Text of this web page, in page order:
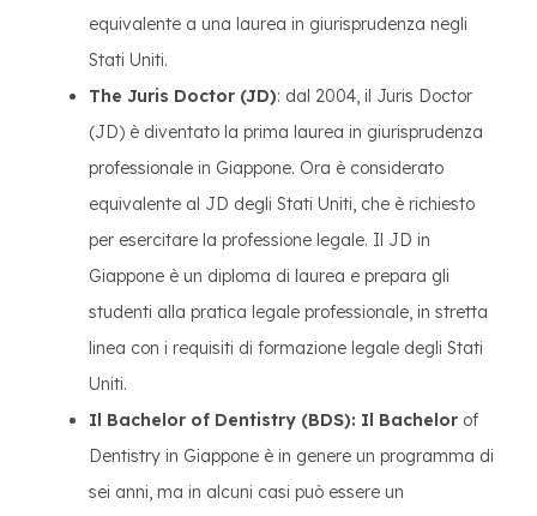
equivalente a una laurea in giurisprudenza negli
Stati Uniti.
The Juris Doctor (JD): dal 2004, il Juris Doctor
(JD) è diventato la prima laurea in giurisprudenza
professionale in Giappone. Ora è considerato
equivalente al JD degli Stati Uniti, che è richiesto
per esercitare la professione legale. Il JD in
Giappone è un diploma di laurea e prepara gli
studenti alla pratica legale professionale, in stretta
linea con i requisiti di formazione legale degli Stati
Uniti.
Il Bachelor of Dentistry (BDS): Il Bachelor of
Dentistry in Giappone è in genere un programma di
sei anni, ma in alcuni casi può essere un